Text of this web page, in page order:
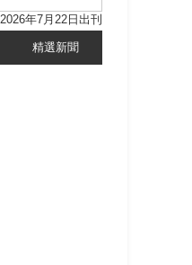
2026年7月22日出刊
精選新聞